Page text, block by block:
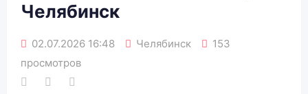
Челябинск
02.07.2026 16:48 Челябинск
153
просмотров